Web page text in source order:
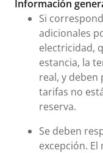
Información
Si
adicionales
electricidad,
estancia, la
real, y deben
tarifas no
reserva.
Se deben
excepción.